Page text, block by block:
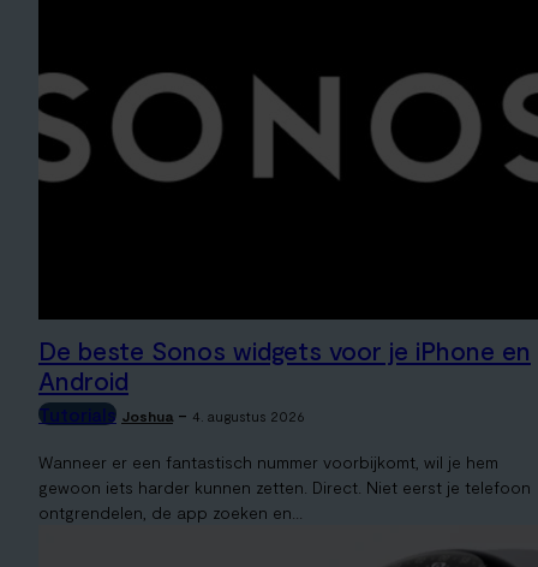
De beste Sonos widgets voor je iPhone en
Android
Tutorials Joshua - 4. augustus 2026
Wanneer er een fantastisch nummer voorbijkomt, wil je hem
gewoon iets harder kunnen zetten. Direct. Niet eerst je telefoon
ontgrendelen, de app zoeken en...